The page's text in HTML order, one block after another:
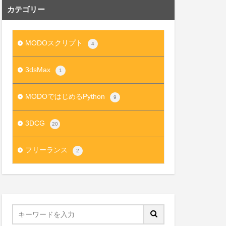
カテゴリー
MODOスクリプト 4
3dsMax 1
MODOではじめるPython 9
3DCG 20
フリーランス 2